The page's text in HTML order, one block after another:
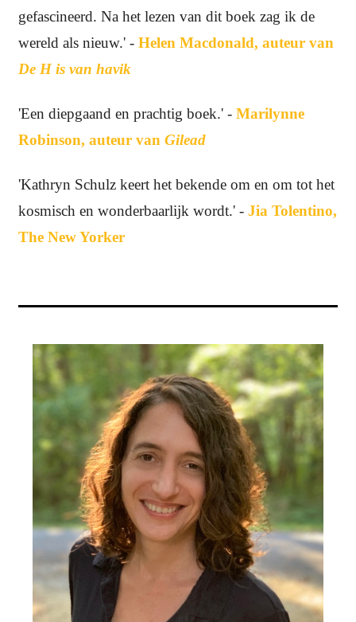
gefascineerd. Na het lezen van dit boek zag ik de
wereld als nieuw.' - Helen Macdonald, auteur van
De H is van havik
'Een diepgaand en prachtig boek.' - Marilynne
Robinson, auteur van Gilead
'Kathryn Schulz keert het bekende om en om tot het
kosmisch en wonderbaarlijk wordt.' - Jia Tolentino,
The New Yorker